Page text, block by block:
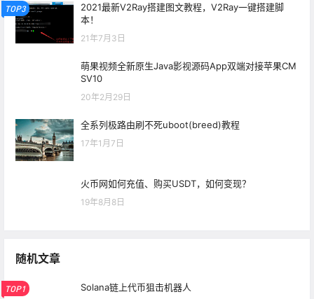
TOP3
2021最新V2Ray搭建图文教程，V2Ray一键搭建脚
本！
21年7月3日
萌果视频全新原生Java影视源码App双端对接苹果CM
SV10
20年2月29日
全系列极路由刷不死uboot(breed)教程
17年1月7日
火币网如何充值、购买USDT，如何变现？
19年8月8日
随机文章
TOP1 Solana链上代币狙击机器人